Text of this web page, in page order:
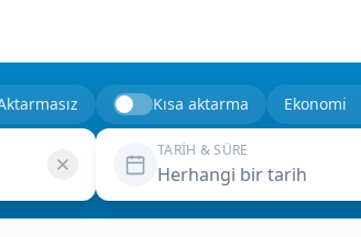
Kısa aktarma
TARIH & SÜRE
Herhangi bir tarih